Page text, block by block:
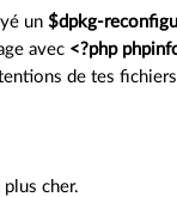
un$dpkg-
avec <?php
de tes
cher.